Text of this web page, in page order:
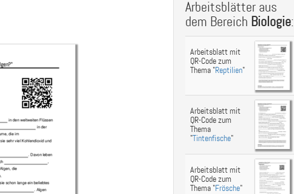
Arbeitsblätter aus
dem Bereich Biologie:
Arbeitsblatt mit
QR-Code zum
Thema "Reptilien"
Arbeitsblatt mit
QR-Code zum
Thema
"Tintenfische"
Arbeitsblatt mit
QR-Code zum
Thema "Frösche"